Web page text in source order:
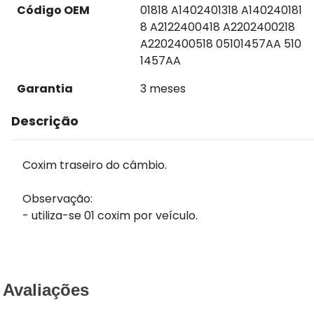
Código OEM
01818 A1402401318 A140240181
8 A2122400418 A2202400218
A2202400518 05101457AA 510
1457AA
Garantia
3 meses
Descrição
Coxim traseiro do câmbio.
Observação:
- utiliza-se 01 coxim por veículo.
Avaliações